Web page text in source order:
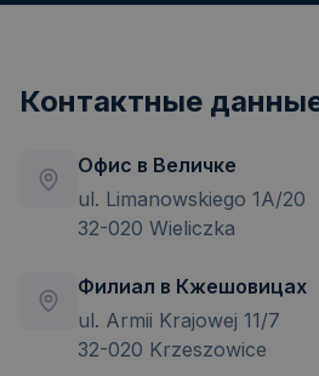
Контактные
Офис в Величке
ul. Limanowskiego 1A/20
32-020 Wieliczka
Филиал в Кжешовицах
ul. Armii Krajowej 11/7
32-020 Krzeszowice